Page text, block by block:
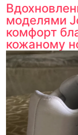
моделями
комфорт
кожаному